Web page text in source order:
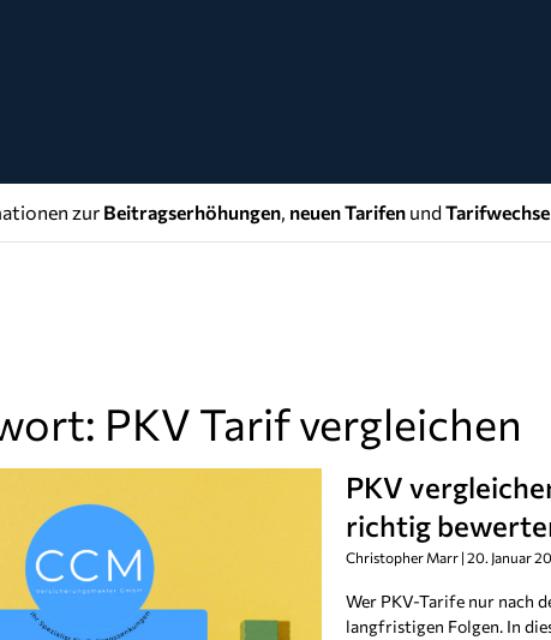
zur Beitragserhöhungen, neuen Tarifen und
PKV Tarif vergleichen
PKV
richtig
Christopher Marr 20. Januar
Wer PKV-Tarife nur nach
langfristigen Folgen. In